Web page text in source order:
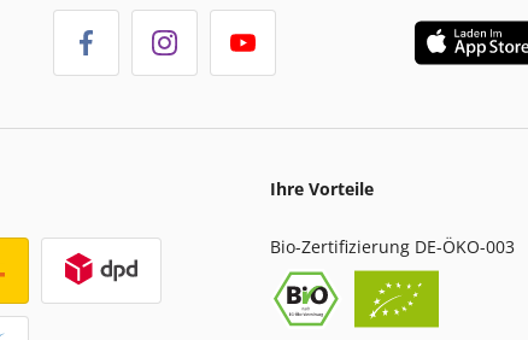
Ihre Vorteile
Bio-Zertifizierung DE-ÖKO-003